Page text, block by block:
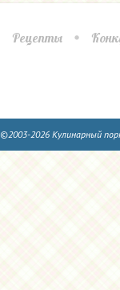
Рецепты
©2003-2026 Кулинарный